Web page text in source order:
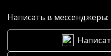
Написать в мессенджеры: